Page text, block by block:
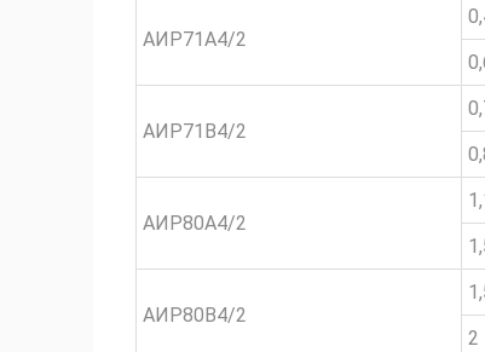
АИР71А4/2
АИР71В4/2
АИР80А4/2
АИР80В4/2
2